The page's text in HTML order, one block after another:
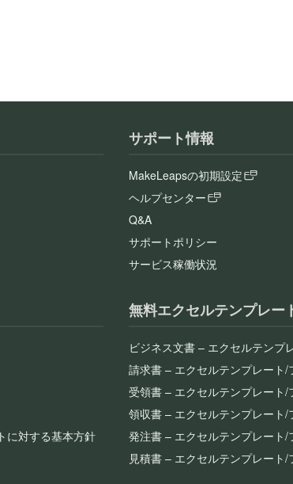
サポート情報
MakeLeapsの初期設定
ヘルプセンター
Q&A
サポートポリシー
サービス稼働状況
に対する基本方針
無料エクセルテンプレー
ビジネス文書 – エクセルテンプ
請求書 – エクセルテンプレート/
受領書 – エクセルテンプレート/
領収書 – エクセルテンプレート/
発注書 – エクセルテンプレート/
見積書 – エクセルテンプレート